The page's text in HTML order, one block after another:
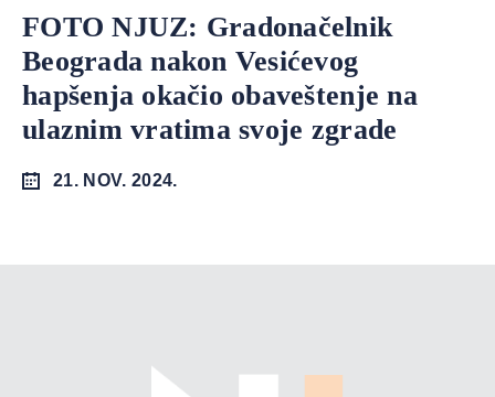
FOTO NJUZ: Gradonačelnik
Beograda nakon Vesićevog
hapšenja okačio obaveštenje na
ulaznim vratima svoje zgrade
21. NOV. 2024.